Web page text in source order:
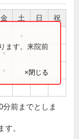
金 土 日 祝
●
ます。来院前
×閉じる
前までとしま
す。